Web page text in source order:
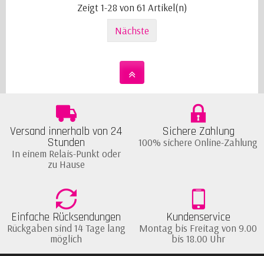
Zeigt 1-28 von 61 Artikel(n)
Nächste
Versand innerhalb von 24
Stunden
In einem Relais-Punkt oder
zu Hause
Sichere Zahlung
100% sichere Online-Zahlung
Einfache Rücksendungen
Rückgaben sind 14 Tage lang
möglich
Kundenservice
Montag bis Freitag von 9.00
bis 18.00 Uhr